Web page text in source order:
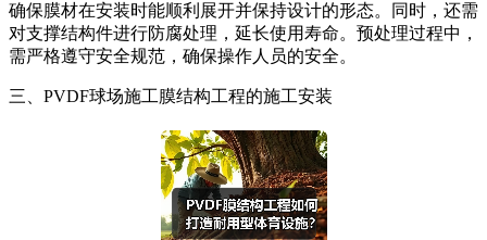
确保膜材在安装时能顺利展开并保持设计的形态。同时，还需
对支撑结构件进行防腐处理，延长使用寿命。预处理过程中，
需严格遵守安全规范，确保操作人员的安全。
三、PVDF球场施工膜结构工程的施工安装